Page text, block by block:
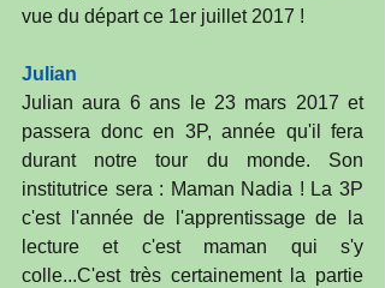
vue du départ ce 1er juillet 2017 !
Julian
Julian aura 6 ans le 23 mars 2017 et
passera donc en 3P, année qu'il fera
durant notre tour du monde. Son
institutrice sera : Maman Nadia ! La 3P
c'est l'année de l'apprentissage de la
lecture et c'est maman qui s'y
colle...C'est très certainement la partie